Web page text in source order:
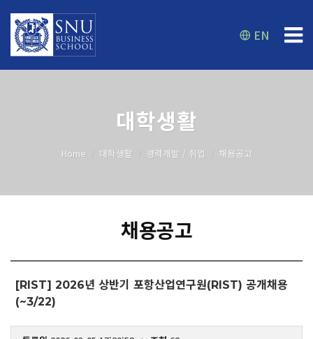
EN
대학생활
Home 대학생활 경력개발 / 취업 채용공고
채용공고
[RIST] 2026년 상반기 포항산업연구원(RIST) 공개채용
(~3/22)